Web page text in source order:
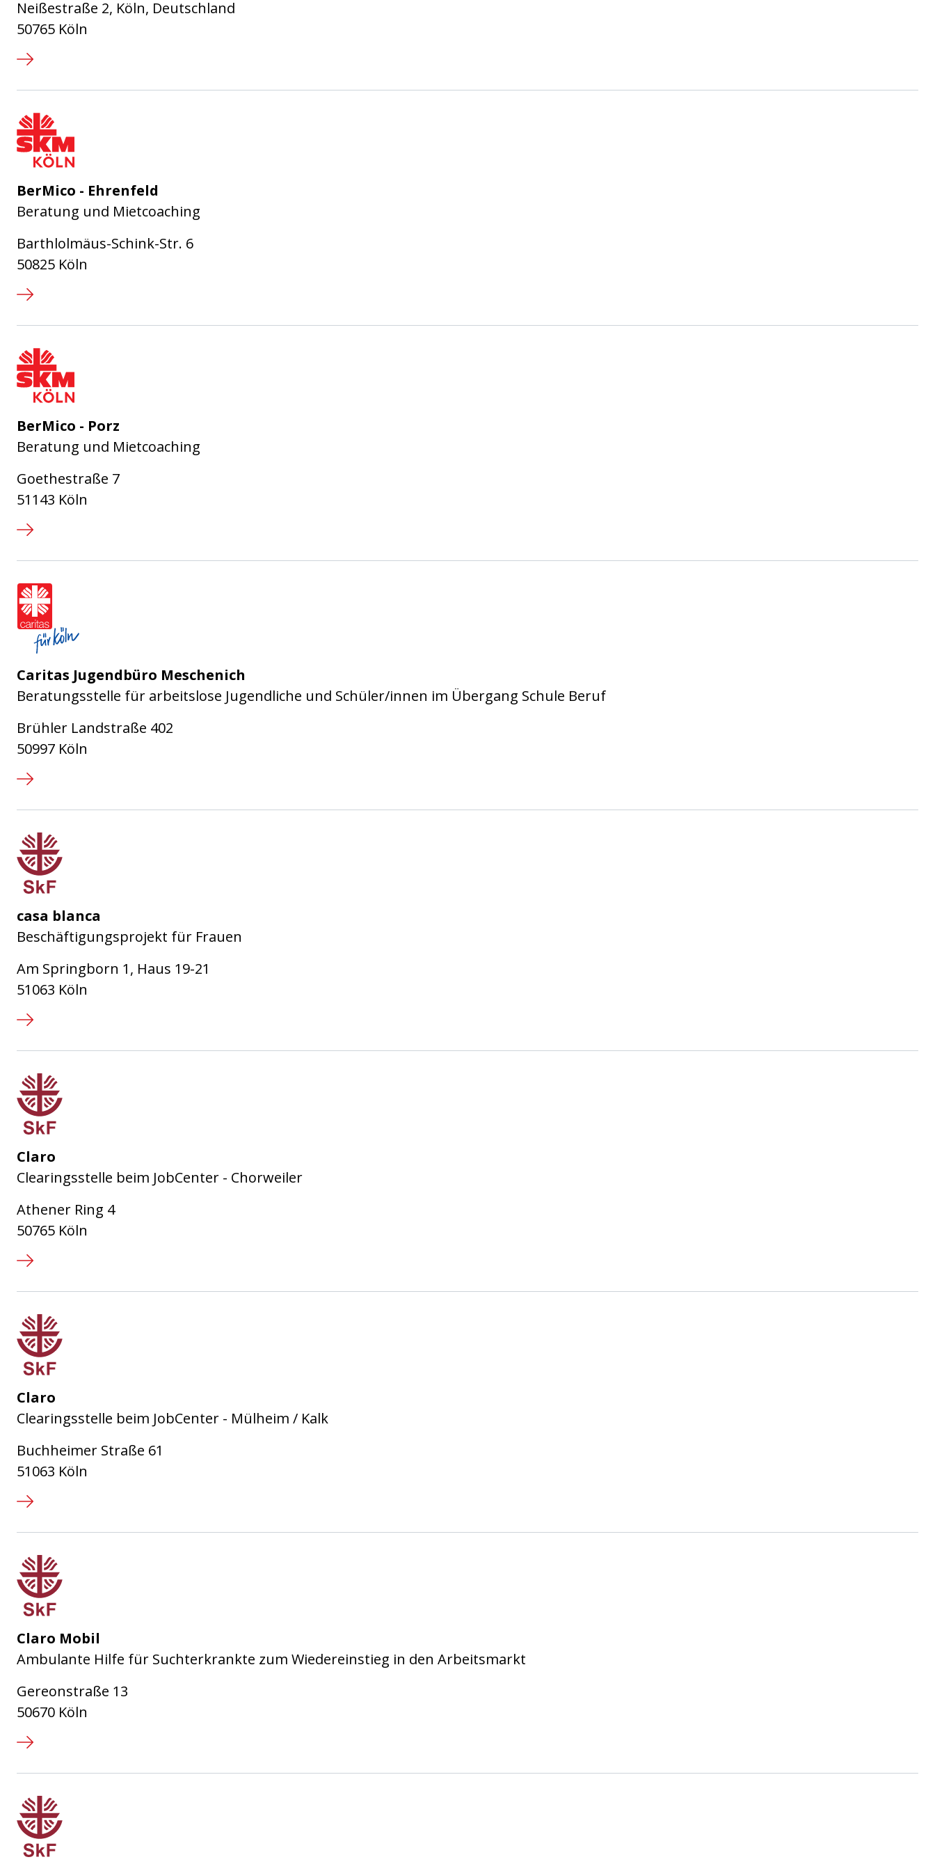
Neißestraße 2, Köln, Deutschland
50765 Köln
BerMico - Ehrenfeld
Beratung und Mietcoaching
Barthlolmäus-Schink-Str. 6
50825 Köln
BerMico - Porz
Beratung und Mietcoaching
Goethestraße 7
51143 Köln
Caritas Jugendbüro Meschenich
Beratungsstelle für arbeitslose Jugendliche und Schüler/innen im Übergang Schule Beruf
Brühler Landstraße 402
50997 Köln
casa blanca
Beschäftigungsprojekt für Frauen
Am Springborn 1, Haus 19-21
51063 Köln
Claro
Clearingsstelle beim JobCenter - Chorweiler
Athener Ring 4
50765 Köln
Claro
Clearingsstelle beim JobCenter - Mülheim / Kalk
Buchheimer Straße 61
51063 Köln
Claro Mobil
Ambulante Hilfe für Suchterkrankte zum Wiedereinstieg in den Arbeitsmarkt
Gereonstraße 13
50670 Köln